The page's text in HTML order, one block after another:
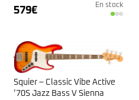
579€ En stock
Squier – Classic Vibe Active
’70S Jazz Bass V Sienna